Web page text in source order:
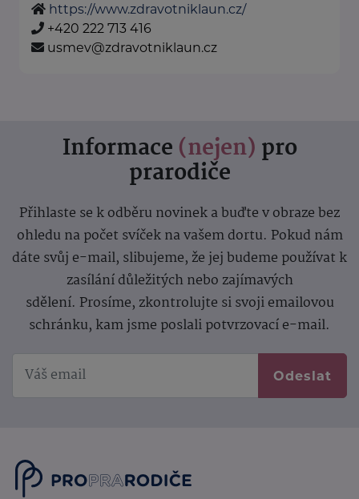
https://www.zdravotniklaun.cz/
+420 222 713 416
usmev@zdravotniklaun.cz
Informace (nejen) pro
prarodiče
Přihlaste se k odběru novinek a buďte v obraze bez
ohledu na počet svíček na vašem dortu. Pokud nám
dáte svůj e-mail, slibujeme, že jej budeme používat k
zasílání důležitých nebo zajímavých
sdělení. Prosíme, zkontrolujte si svoji emailovou
schránku, kam jsme poslali potvrzovací e-mail.
Odeslat